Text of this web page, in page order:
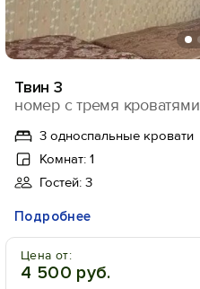
Твин 3
номер с тремя кроватями
3 односпальные кровати
Комнат: 1
Гостей: 3
Подробнее
Цена от:
4 500 руб.